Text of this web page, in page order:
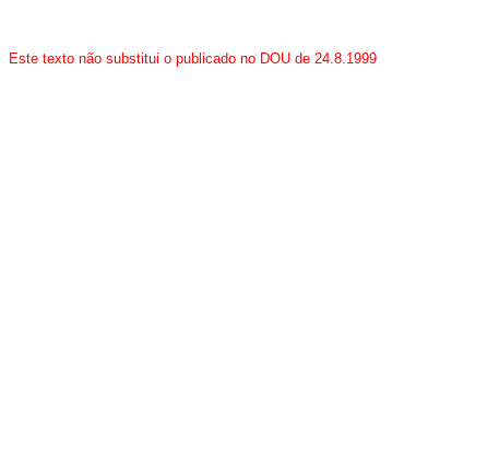
Este texto não substitui o publicado no DOU de 24.8.1999